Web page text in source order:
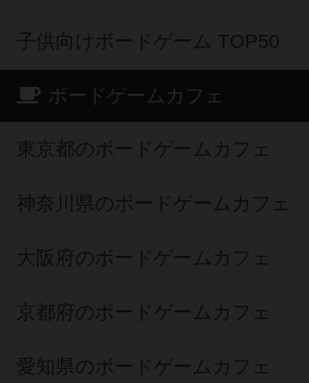
子供向けボードゲーム TOP50
ボードゲームカフェ
東京都のボードゲームカフェ
神奈川県のボードゲームカフェ
大阪府のボードゲームカフェ
京都府のボードゲームカフェ
愛知県のボードゲームカフェ